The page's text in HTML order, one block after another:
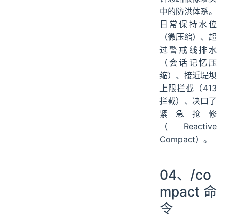
中的防洪体系。
日常保持水位
（微压缩）、超
过警戒线排水
（会话记忆压
缩）、接近堤坝
上限拦截（413
拦截）、决口了
紧急抢修
（Reactive
Compact）。
04、/co
mpact 命
令